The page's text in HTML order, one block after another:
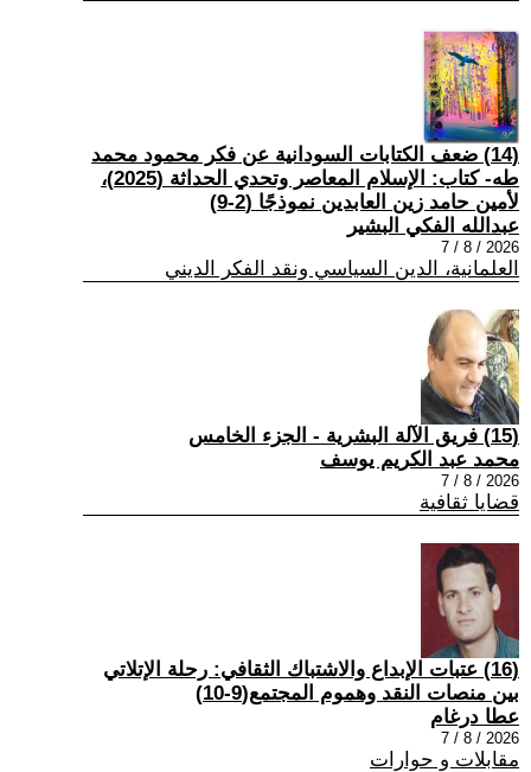
(14) ضعف الكتابات السودانية عن فكر محمود محمد
طه- كتاب: الإسلام المعاصر وتحدي الحداثة (2025)،
لأمين حامد زين العابدين نموذجًا (2-9)
عبدالله الفكي البشير
2026 / 8 / 7
العلمانية، الدين السياسي ونقد الفكر الديني
(15) فريق الآلة البشرية - الجزء الخامس
محمد عبد الكريم يوسف
2026 / 8 / 7
قضايا ثقافية
(16) عتبات الإبداع والاشتباك الثقافي: رحلة الإتلاتي
بين منصات النقد وهموم المجتمع(9-10)
عطا درغام
2026 / 8 / 7
مقابلات و حوارات